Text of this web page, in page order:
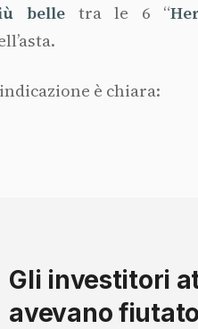
belletra le 6 “
è chiara:
Gli investitori
avevano